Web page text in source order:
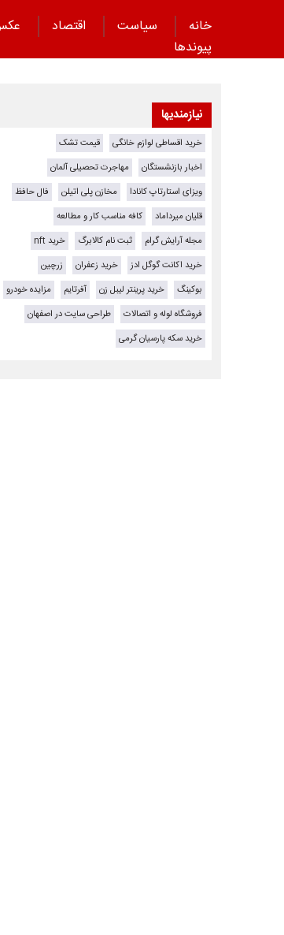
خانه سیاست اقتصاد
پیوند‌ها
نیازمندیها
خرید اقساطی لوازم خانگی
قیمت تشک
اخبار بازنشستگان
مهاجرت تحصیلی آلمان
ویزای استارتاپ کانادا
مخازن پلی اتیلن
فال حافظ
قلیان میرداماد
کافه مناسب کار و مطالعه
مجله آرایش گرام
ثبت نام کالابرگ
خرید nft
خرید اکانت گوگل ادز
خرید زعفران
زرچین
بوکینگ
خرید پرینتر لیبل زن آفرتایم
مزایده خودرو
فروشگاه لوله و اتصالات
طراحی سایت در اصفهان
خرید سکه پارسیان گرمی